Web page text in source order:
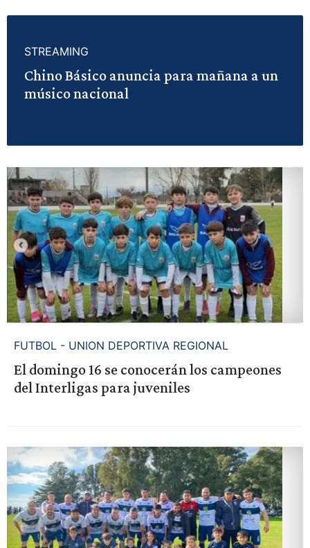
STREAMING
Chino Básico anuncia para mañana a un
músico nacional
FUTBOL - UNION DEPORTIVA REGIONAL
El domingo 16 se conocerán los campeones
del Interligas para juveniles